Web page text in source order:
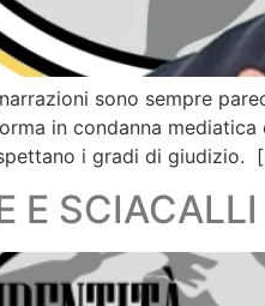
sono sempre
in condanna
i gradi di giudizio.
E SCIACALLI